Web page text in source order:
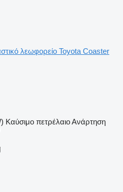
λεωφορείο Toyota Coaster
Καύσιμο πετρέλαιοΑνάρτηση